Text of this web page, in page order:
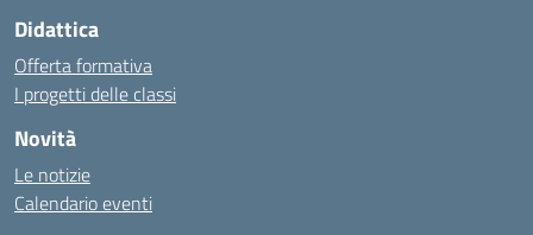
Didattica
Offerta formativa
I progetti delle classi
Novità
Le notizie
Calendario eventi